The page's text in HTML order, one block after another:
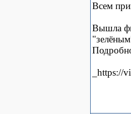
Всем
Вышла
_https://